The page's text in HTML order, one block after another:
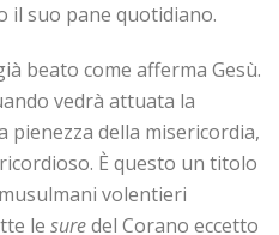
il suo pane quotidiano.
beato come afferma Gesù.
vedrà attuata la
pienezza della misericordia,
È questo un titolo
volentieri
le suredel Corano eccetto